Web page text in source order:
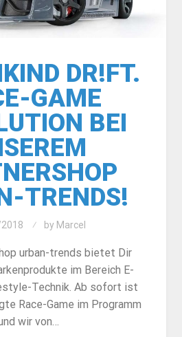
DR!FT.
GAME
BEI
TRENDS!
by Marcel
urban-trends bietet Dir
im Bereich E-
Technik. Ab sofort ist
Race-Game im Programm
wir von…